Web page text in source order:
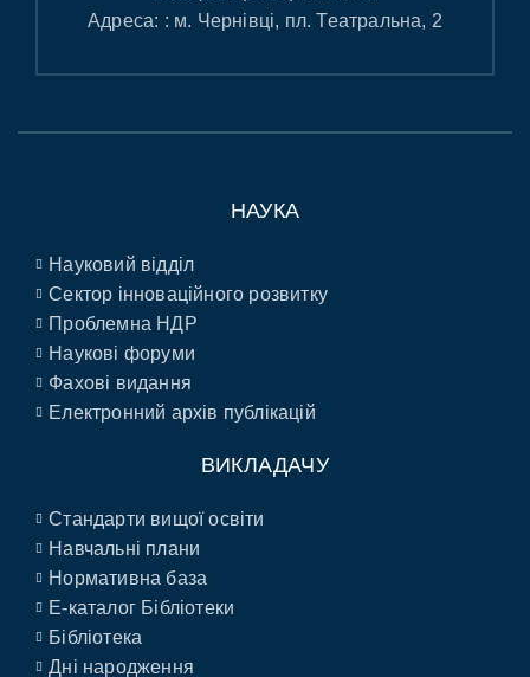
Адреса: : м. Чернівці, пл. Театральна, 2
НАУКА
Науковий відділ
Сектор інноваційного розвитку
Проблемна НДР
Наукові форуми
Фахові видання
Електронний архів публікацій
ВИКЛАДАЧУ
Стандарти вищої освіти
Навчальні плани
Нормативна база
E-каталог Бібліотеки
Бібліотека
Дні народження